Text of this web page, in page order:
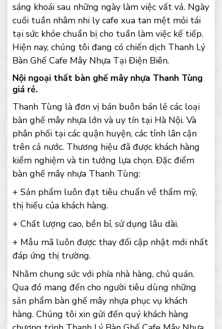
sáng khoái sau những ngày làm việc vất vả. Ngày
cuối tuần nhâm nhi ly cafe xua tan mệt mỏi tái
tại sức khỏe chuẩn bị cho tuần làm việc kế tiếp.
Hiện nay, chúng tôi đang có chiến dịch Thanh Lý
Bàn Ghế Cafe Mây Nhựa Tại Điện Biên.
Nội ngoại thất bàn ghế mây nhựa Thanh Tùng
giá rẻ.
Thanh Tùng là đơn vị bán buôn bán lẻ các loại
bàn ghế mây nhựa lớn và uy tín tại Hà Nội. Và
phân phối tại các quận huyện, các tỉnh lân cận
trên cả nước. Thương hiệu đã được khách hàng
kiểm nghiệm và tin tưởng lựa chọn. Đặc điểm
bàn ghế mây nhựa Thanh Tùng:
+ Sản phẩm luôn đạt tiêu chuẩn về thẩm mỹ,
thị hiếu của khách hàng.
+ Chất lượng cao, bền bỉ, sử dụng lâu dài.
+ Mẫu mã luôn được thay đổi cập nhật mới nhất
đáp ứng thị trường.
Nhằm chung sức với phía nhà hàng, chủ quán.
Qua đó mang đến cho người tiêu dùng những
sản phẩm bàn ghế mây nhựa phục vụ khách
hàng. Chúng tôi xin gửi đến quý khách hàng